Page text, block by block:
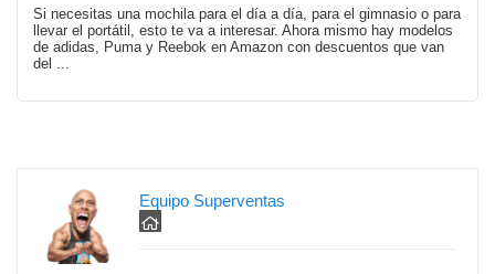
Si necesitas una mochila para el día a día, para el gimnasio o para
llevar el portátil, esto te va a interesar. Ahora mismo hay modelos
de adidas, Puma y Reebok en Amazon con descuentos que van
del ...
Equipo Superventas